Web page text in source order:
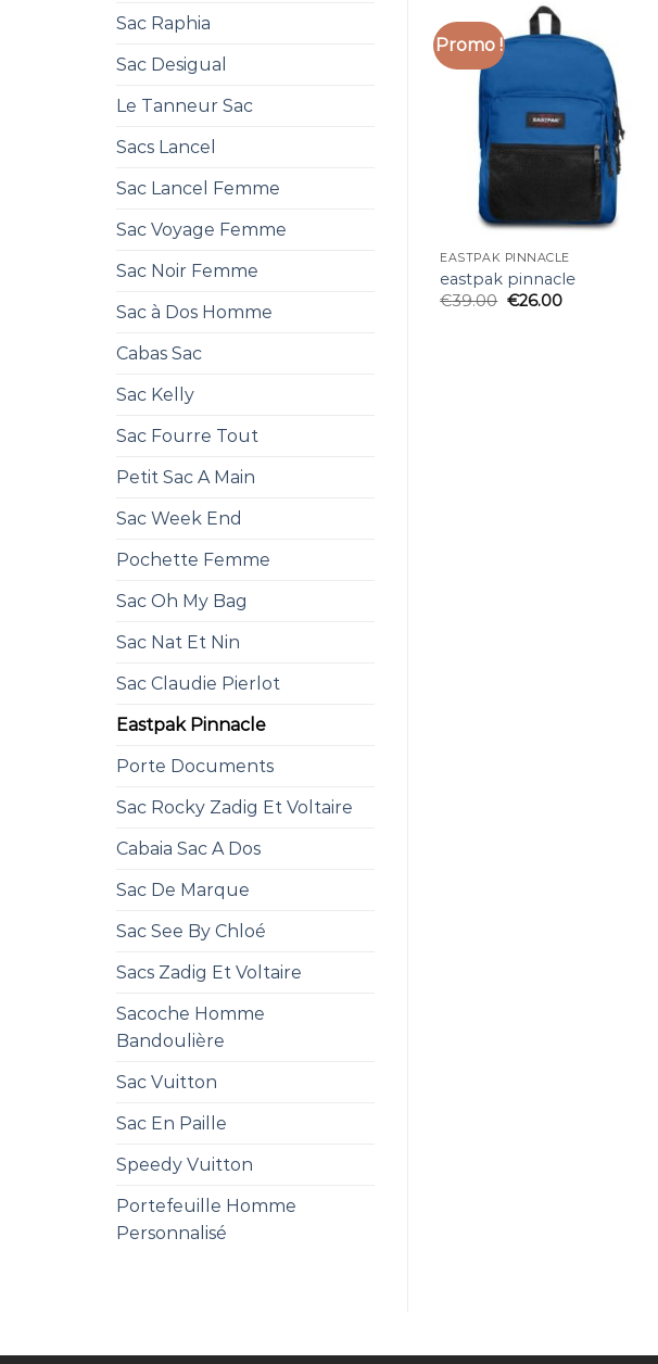
Sac Raphia
Sac Desigual
Le Tanneur Sac
Sacs Lancel
Sac Lancel Femme
Sac Voyage Femme
Sac Noir Femme
Sac à Dos Homme
Cabas Sac
Sac Kelly
Sac Fourre Tout
Petit Sac A Main
Sac Week End
Pochette Femme
Sac Oh My Bag
Sac Nat Et Nin
Sac Claudie Pierlot
Eastpak Pinnacle
Porte Documents
Sac Rocky Zadig Et Voltaire
Cabaia Sac A Dos
Sac De Marque
Sac See By Chloé
Sacs Zadig Et Voltaire
Sacoche Homme
Bandoulière
Sac Vuitton
Sac En Paille
Speedy Vuitton
Portefeuille Homme
Personnalisé
Promo !
EASTPAK PINNACLE
eastpak pinnacle
€39.00 €26.00